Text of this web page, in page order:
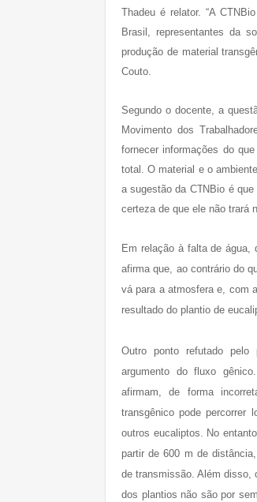
Thadeu é relator. “A
Brasil, representantes da
produção de material
Couto.
Segundo o docente, a
Movimento dos
fornecer informações do
total. O material e o
a sugestão da CTNBio é
certeza de que ele não trará
Em relação à falta de água,
afirma que, ao contrário do
vá para a atmosfera e, com
resultado do plantio de
Outro ponto refutado
argumento do fluxo
afirmam, de forma
transgênico pode percorrer
outros eucaliptos. No
partir de 600 m de
de transmissão. Além disso,
dos plantios não são por